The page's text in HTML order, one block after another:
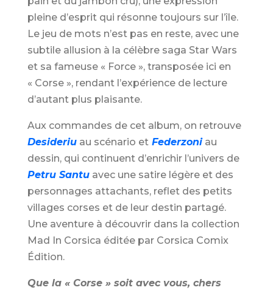
pleine d’esprit qui résonne toujours sur l’île.
Le jeu de mots n’est pas en reste, avec une
subtile allusion à la célèbre saga Star Wars
et sa fameuse « Force », transposée ici en
« Corse », rendant l’expérience de lecture
d’autant plus plaisante.
Aux commandes de cet album, on retrouve
Desideriuau scénario etFederzoniau
dessin, qui continuent d’enrichir l’univers de
Petru Santuavec une satire légère et des
personnages attachants, reflet des petits
villages corses et de leur destin partagé.
Une aventure à découvrir dans la collection
Mad In Corsica éditée par Corsica Comix
Édition.
Que la « Corse » soit avec vous, chers